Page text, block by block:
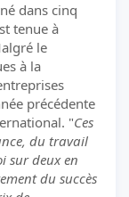
dans cinq
tenue à
le
à la
précédente
"Ces
du travail
sur deux en
du succès